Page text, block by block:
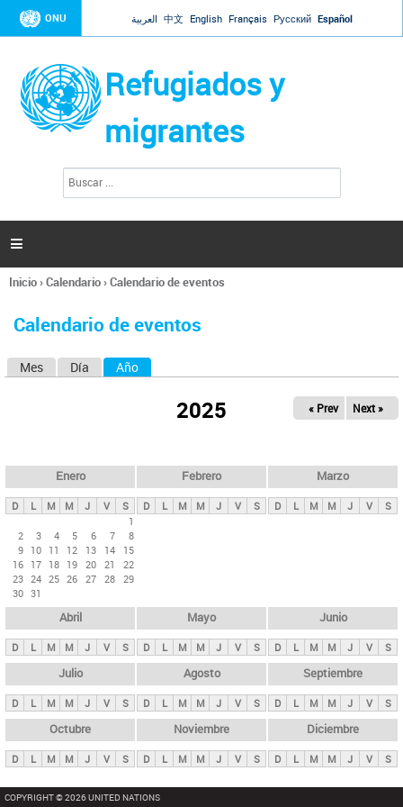
Jump to navigation
ONU العربية 中文 English Français Русский Español
Refugiados y
migrantes
l
d
s

Se
usted
Inicio›Calendario›Calendario de eventos
Calendario de eventos
s
p
n
c
i
p
l
e
s
Mes Día Año
2025 « Prev Next »
Enero
D L M M J V
S
1
2
3 4 5 6 7
8
9 10 11 12 13 14
15
16 17 18 19 20 21
22
23 24 25 26 27 28 29
30 31
Febrero
D L M M J V S
Marzo
D L M M J V S
Abril
D L M M J V S
Mayo
D L M M J V S
Junio
D L M M J V S
Julio
D L M M J V S
Agosto
D L M M J V S
Septiembre
D L M M J V S
Octubre
D L M M J V S
Noviembre
D L M M J V S
Diciembre
D L M M J V S
COPYRIGHT © 2026 UNITED NATIONS